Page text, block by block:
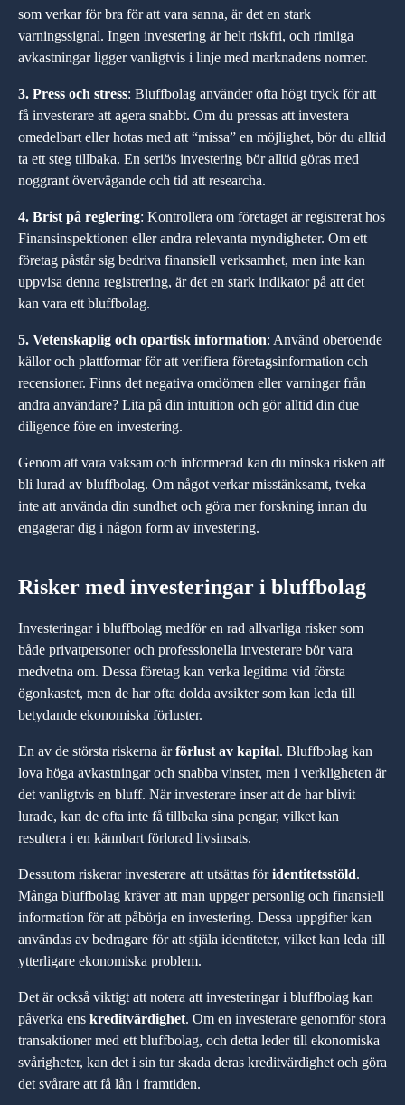
som verkar för bra för att vara sanna, är det en stark
varningssignal. Ingen investering är helt riskfri, och rimliga
avkastningar ligger vanligtvis i linje med marknadens normer.
3. Press och stress: Bluffbolag använder ofta högt tryck för att
få investerare att agera snabbt. Om du pressas att investera
omedelbart eller hotas med att “missa” en möjlighet, bör du alltid
ta ett steg tillbaka. En seriös investering bör alltid göras med
noggrant övervägande och tid att researcha.
4. Brist på reglering: Kontrollera om företaget är registrerat hos
Finansinspektionen eller andra relevanta myndigheter. Om ett
företag påstår sig bedriva finansiell verksamhet, men inte kan
uppvisa denna registrering, är det en stark indikator på att det
kan vara ett bluffbolag.
5. Vetenskaplig och opartisk information: Använd oberoende
källor och plattformar för att verifiera företagsinformation och
recensioner. Finns det negativa omdömen eller varningar från
andra användare? Lita på din intuition och gör alltid din due
diligence före en investering.
Genom att vara vaksam och informerad kan du minska risken att
bli lurad av bluffbolag. Om något verkar misstänksamt, tveka
inte att använda din sundhet och göra mer forskning innan du
engagerar dig i någon form av investering.
Risker med investeringar i bluffbolag
Investeringar i bluffbolag medför en rad allvarliga risker som
både privatpersoner och professionella investerare bör vara
medvetna om. Dessa företag kan verka legitima vid första
ögonkastet, men de har ofta dolda avsikter som kan leda till
betydande ekonomiska förluster.
En av de största riskerna ärförlust av kapital. Bluffbolag kan
lova höga avkastningar och snabba vinster, men i verkligheten är
det vanligtvis en bluff. När investerare inser att de har blivit
lurade, kan de ofta inte få tillbaka sina pengar, vilket kan
resultera i en kännbart förlorad livsinsats.
Dessutom riskerar investerare att utsättas föridentitetsstöld.
Många bluffbolag kräver att man uppger personlig och finansiell
information för att påbörja en investering. Dessa uppgifter kan
användas av bedragare för att stjäla identiteter, vilket kan leda till
ytterligare ekonomiska problem.
Det är också viktigt att notera att investeringar i bluffbolag kan
påverka ens kreditvärdighet. Om en investerare genomför stora
transaktioner med ett bluffbolag, och detta leder till ekonomiska
svårigheter, kan det i sin tur skada deras kreditvärdighet och göra
det svårare att få lån i framtiden.